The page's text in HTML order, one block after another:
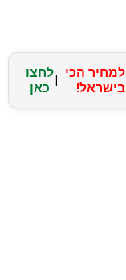
הכי
לחצו
כאן